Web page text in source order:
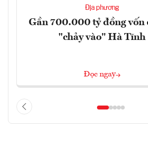
Địa phương
Gần 700.000 tỷ đồng vốn
"chảy vào" Hà Tĩnh
Đọc ngay